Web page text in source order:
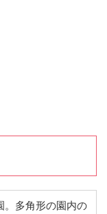
。多角形の園内の